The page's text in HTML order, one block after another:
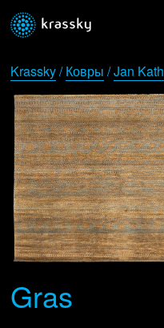
Krassky/Ковры /Jan Kath
Gras